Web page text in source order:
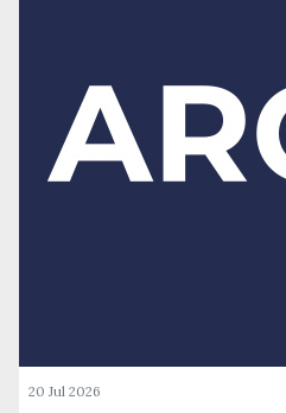
20 Jul 2026